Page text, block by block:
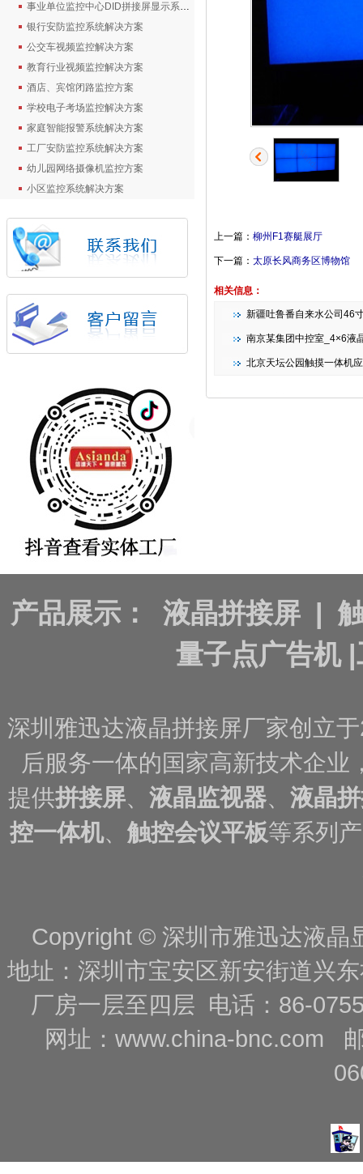
事业单位监控中心DID拼接屏显示系统解决方案
银行安防监控系统解决方案
公交车视频监控解决方案
教育行业视频监控解决方案
酒店、宾馆闭路监控方案
学校电子考场监控解决方案
家庭智能报警系统解决方案
工厂安防监控系统解决方案
幼儿园网络摄像机监控方案
小区监控系统解决方案
上一篇： 柳州F1赛艇展厅
下一篇： 太原长风商务区博物馆
相关信息：
新疆吐鲁番自来水公司46
南京某集团中控室_4×6液晶拼接
北京天坛公园触摸一体机
产品展示： 液晶拼接屏 |
量子点广告机|
深圳雅迅达液晶拼接屏厂家创立
后服务一体的国家高新技术企
提供拼接屏、 液晶监视器、 液晶
控一体机、 触控会议平板等系列
Copyright © 深圳市雅迅达液
地址：深圳市宝安区新安街道兴
厂房一层至四层 电话：86-
网址： www.china-bnc.com